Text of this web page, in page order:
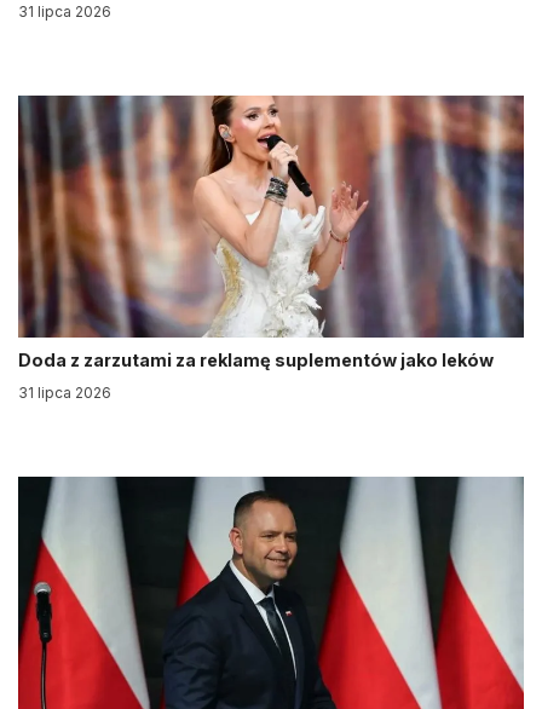
31 lipca 2026
Doda z zarzutami za reklamę suplementów jako leków
31 lipca 2026